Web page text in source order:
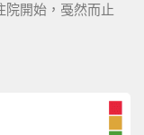
院開始，戞然而止